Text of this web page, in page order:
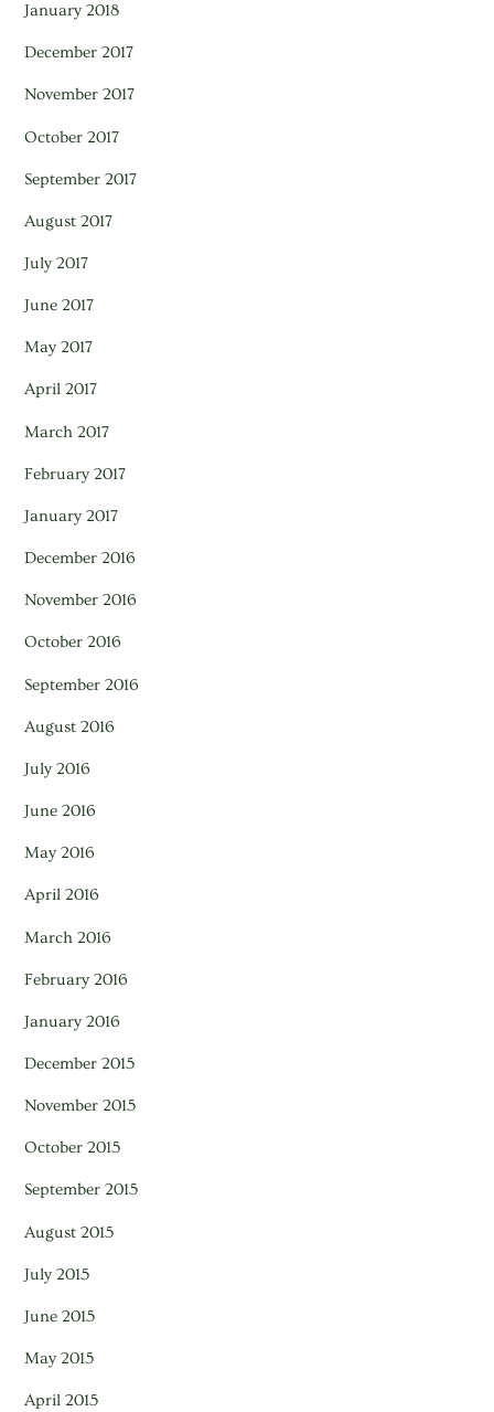
January 2018
December 2017
November 2017
October 2017
September 2017
August 2017
July 2017
June 2017
May 2017
April 2017
March 2017
February 2017
January 2017
December 2016
November 2016
October 2016
September 2016
August 2016
July 2016
June 2016
May 2016
April 2016
March 2016
February 2016
January 2016
December 2015
November 2015
October 2015
September 2015
August 2015
July 2015
June 2015
May 2015
April 2015